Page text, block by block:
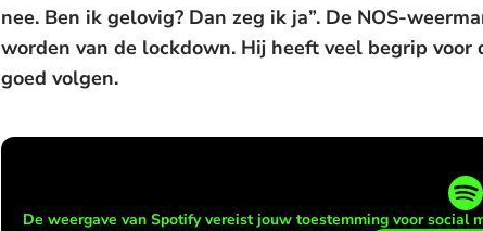
nee. Ben ik gelovig? Dan zeg ik ja”. De NOS-
worden van de lockdown. Hij heeft veel begrip
goed volgen.
De weergave van Spotify vereist jouw toestemming voor social